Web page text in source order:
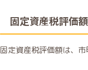
固定資産税評価
固定資産税評価額は、